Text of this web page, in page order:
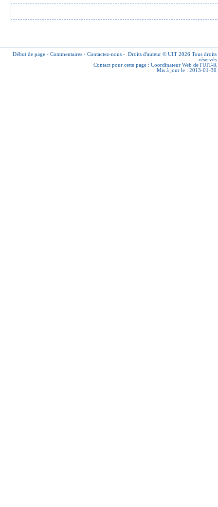
Début de page - Commentaires - Contactez-nous - Droits d'auteur © UIT 2026 Tous droits
réservés
Contact pour cette page : Coordinateur Web de l'UIT-R
Mis à jour le : 2013-01-30